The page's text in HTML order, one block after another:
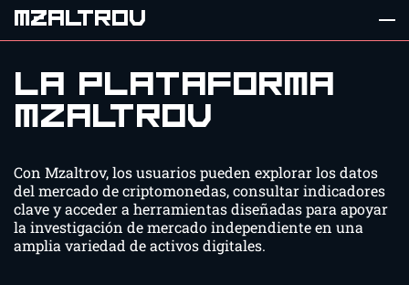
MZALTROV
Producto de la plataforma
Contáctanos
Preguntas frecuentes
La plataforma
Mzaltrov
Con Mzaltrov, los usuarios pueden explorar los datos
del mercado de criptomonedas, consultar indicadores
clave y acceder a herramientas diseñadas para apoyar
la investigación de mercado independiente en una
amplia variedad de activos digitales.